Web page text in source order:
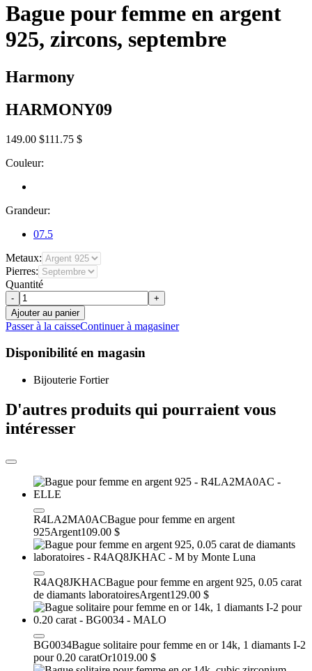
Bague pour femme en argent
925, zircons, septembre
Harmony
HARMONY09
149.00 $111.75 $
Couleur:
Grandeur:
07.5
Metaux:
Pierres:
Quantité
-
+
Ajouter au panier
Passer à la caisseContinuer à magasiner
Disponibilité en magasin
Bijouterie Fortier
D'autres produits qui pourraient vous
intéresser
R4LA2MA0ACBague pour femme en argent
925Argent109.00 $
R4AQ8JKHACBague pour femme en argent 925, 0.05 carat
de diamants laboratoiresArgent129.00 $
BG0034Bague solitaire pour femme en or 14k, 1 diamants I-2
pour 0.20 caratOr1019.00 $